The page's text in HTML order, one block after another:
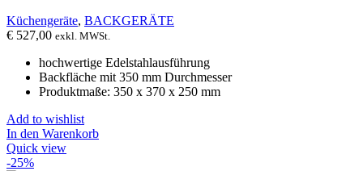
Küchengeräte, BACKGERÄTE
€ 527,00 exkl. MWSt.
hochwertige Edelstahlausführung
Backfläche mit 350 mm Durchmesser
Produktmaße: 350 x 370 x 250 mm
Add to wishlist
In den Warenkorb
Quick view
-25%